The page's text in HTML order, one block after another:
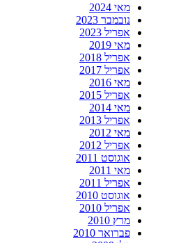
מאי 2024
נובמבר 2023
אפריל 2023
מאי 2019
אפריל 2018
אפריל 2017
מאי 2016
אפריל 2015
מאי 2014
אפריל 2013
מאי 2012
אפריל 2012
אוגוסט 2011
מאי 2011
אפריל 2011
אוגוסט 2010
אפריל 2010
מרץ 2010
פברואר 2010